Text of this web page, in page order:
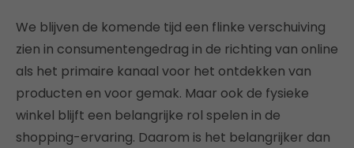
We blijven de komende tijd een flinke verschuiving
zien in consumentengedrag in de richting van online
als het primaire kanaal voor het ontdekken van
producten en voor gemak. Maar ook de fysieke
winkel blijft een belangrijke rol spelen in de
shopping-ervaring. Daarom is het belangrijker dan